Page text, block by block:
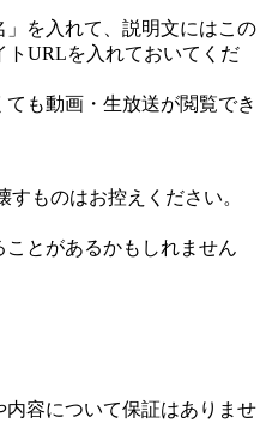
を入れて、説明文にはこの
URLを入れておいてくだ
も動画・生放送が閲覧でき
ものはお控えください。
ことがあるかもしれません
容について保証はありませ